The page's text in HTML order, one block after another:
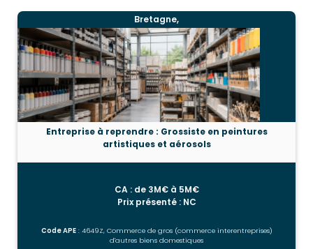
Bretagne,
Entreprise à reprendre : Grossiste en peintures
artistiques et aérosols
CA : de 3M€ à 5M€
Prix présenté : NC
Code APE: 4649Z, Commerce de gros (commerce interentreprises)
d'autres biens domestiques